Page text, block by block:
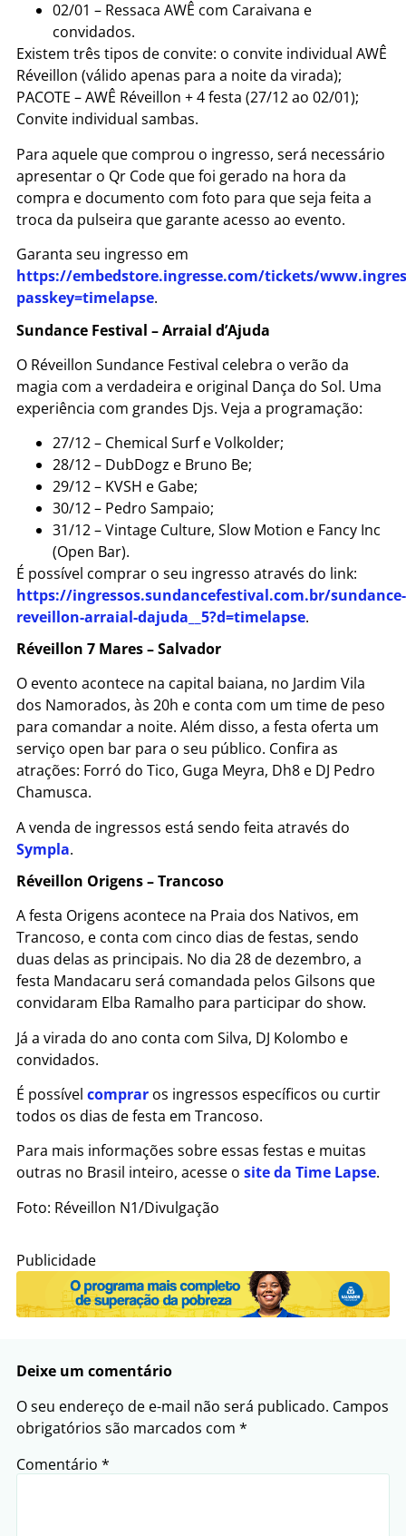
02/01 – Ressaca AWÊ com Caraivana e
convidados.
Existem três tipos de convite: o convite individual AWÊ
Réveillon (válido apenas para a noite da virada);
PACOTE – AWÊ Réveillon + 4 festa (27/12 ao 02/01);
Convite individual sambas.
Para aquele que comprou o ingresso, será necessário
apresentar o Qr Code que foi gerado na hora da
compra e documento com foto para que seja feita a
troca da pulseira que garante acesso ao evento.
Garanta seu ingresso em
https://embedstore.ingresse.com/tickets/
passkey=timelapse.
Sundance Festival – Arraial d’Ajuda
O Réveillon Sundance Festival celebra o verão da
magia com a verdadeira e original Dança do Sol. Uma
experiência com grandes Djs. Veja a programação:
27/12 – Chemical Surf e Volkolder;
28/12 – DubDogz e Bruno Be;
29/12 – KVSH e Gabe;
30/12 – Pedro Sampaio;
31/12 – Vintage Culture, Slow Motion e Fancy Inc
(Open Bar).
É possível comprar o seu ingresso através do link:
https://ingressos.sundancefestival.com.br/sundance-
reveillon-arraial-dajuda__5?d=timelapse.
Réveillon 7 Mares – Salvador
O evento acontece na capital baiana, no Jardim Vila
dos Namorados, às 20h e conta com um time de peso
para comandar a noite. Além disso, a festa oferta um
serviço open bar para o seu público. Confira as
atrações: Forró do Tico, Guga Meyra, Dh8 e DJ Pedro
Chamusca.
A venda de ingressos está sendo feita através do
Sympla.
Réveillon Origens – Trancoso
A festa Origens acontece na Praia dos Nativos, em
Trancoso, e conta com cinco dias de festas, sendo
duas delas as principais. No dia 28 de dezembro, a
festa Mandacaru será comandada pelos Gilsons que
convidaram Elba Ramalho para participar do show.
Já a virada do ano conta com Silva, DJ Kolombo e
convidados.
É possível comprar os ingressos específicos ou curtir
todos os dias de festa em Trancoso.
Para mais informações sobre essas festas e muitas
outras no Brasil inteiro, acesse o site da Time Lapse.
Foto: Réveillon N1/Divulgação
Publicidade
Deixe um comentário
O seu endereço de e-mail não será publicado. Campos
obrigatórios são marcados com *
Comentário *